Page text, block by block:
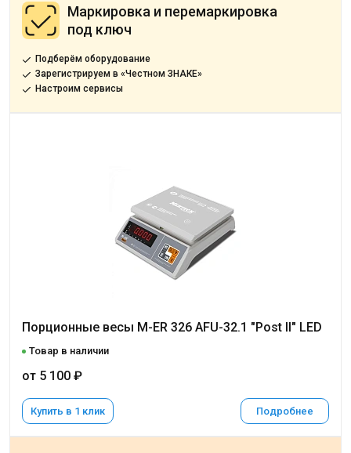
Порционные весы M-ER 326 AFU-32.1 "Post II" LED
Товар в наличии
от 5 100 ₽
Купить в 1 клик Подробнее
Маркировка и перемаркировка
под ключ
Подберём оборудование
Зарегистрируем в «Честном ЗНАКЕ»
Настроим сервисы